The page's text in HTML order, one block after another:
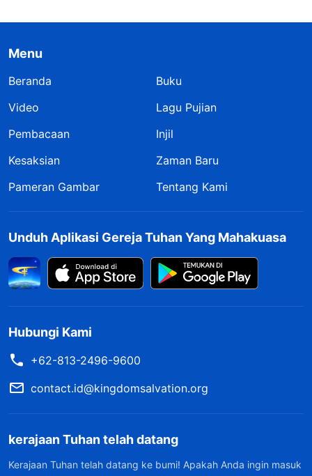
Menu
Beranda
Buku
Video
Lagu Pujian
Pembacaan
Injil
Kesaksian
Zaman Baru
Pameran Gambar
Tentang Kami
Unduh Aplikasi Gereja Tuhan Yang Mahakuasa
Hubungi Kami
+62-813-2496-9600
contact.id@kingdomsalvation.org
kerajaan Tuhan telah datang
Kerajaan Tuhan telah datang ke bumi! Apakah Anda ingin masuk